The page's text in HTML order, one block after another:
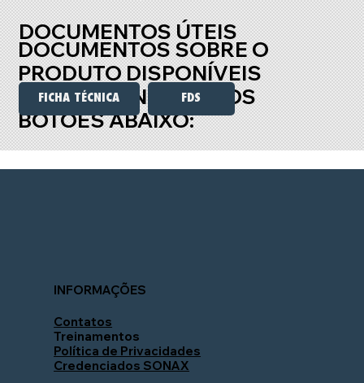
DOCUMENTOS ÚTEIS
DOCUMENTOS SOBRE O
PRODUTO DISPONÍVEIS
PARA DOWNLOAD NOS
BOTÕES ABAIXO:
FICHA TÉCNICA FDS
INFORMAÇÕES
Contatos
Treinamentos
Política de Privacidades
Credenciados SONAX